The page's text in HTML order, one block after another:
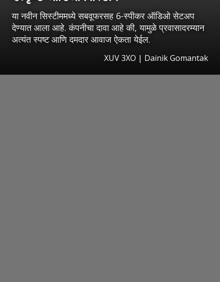
या नवीन सिस्टीममध्ये सबवूफरसह 6-स्पीकर ऑडिओ सेटअप
देण्यात आला आहे. कंपनीचा दावा आहे की, यामुळे प्रवासादरम्यान
अत्यंत स्पष्ट आणि दमदार आवाज ऐकता येईल.
XUV 3XO | Dainik Gomantak